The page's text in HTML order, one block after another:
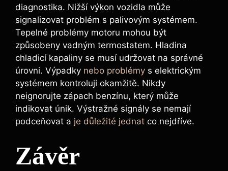
diagnostika. Nižší výkon vozidla může
signalizovat problém s palivovým systémem.
Tepelné problémy motoru mohou být
způsobeny vadným termostatem. Hladina
chladicí kapaliny se musí udržovat na správné
úrovni. Výpadky nebo problémy s elektrickým
systémem kontroluji okamžitě. Nikdy
neignorujte zápach benzínu, který může
indikovat únik. Výstražné signály se nemají
podceňovat a je důležité jednat co nejdříve.
Závěr